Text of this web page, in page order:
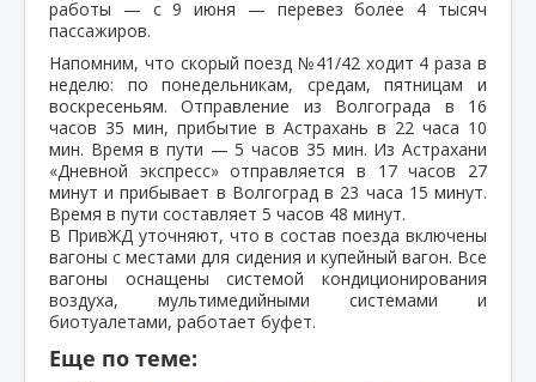
работы — с 9 июня — перевез более 4 тысяч
пассажиров.
Напомним, что скорый поезд №41/42 ходит 4 раза в
неделю: по понедельникам, средам, пятницам и
воскресеньям. Отправление из Волгограда в 16
часов 35 мин, прибытие в Астрахань в 22 часа 10
мин. Время в пути — 5 часов 35 мин. Из Астрахани
«Дневной экспресс» отправляется в 17 часов 27
минут и прибывает в Волгоград в 23 часа 15 минут.
Время в пути составляет 5 часов 48 минут.
В ПривЖД уточняют, что в состав поезда включены
вагоны с местами для сидения и купейный вагон. Все
вагоны оснащены системой кондиционирования
воздуха, мультимедийными системами и
биотуалетами, работает буфет.
Еще по теме: